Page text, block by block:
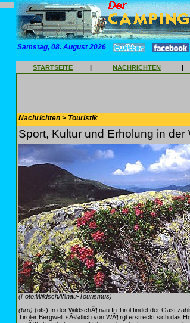
Samstag, 08. August 2026
STARTSEITE | NACHRICHTEN |
Nachrichten > Touristik
Sport, Kultur und Erholung in der
(Foto:WildschÃ¶nau-Tourismus)
(bro) (ots) In der WildschÃ¶nau In Tirol findet der Gast
Tiroler Bergwelt sÃ¼dlich von WÃ¶rgl erstreckt sich das